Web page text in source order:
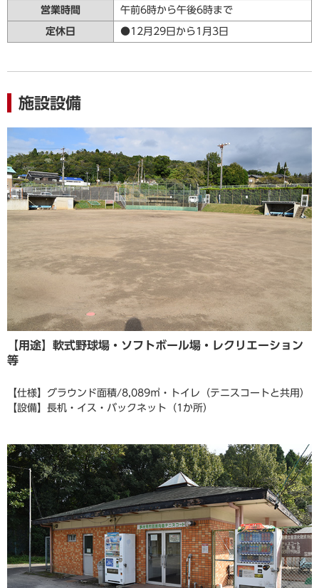
営業時間 午前6時から午後6時まで
定休日 ●12月29日から1月3日
施設設備
【用途】軟式野球場・ソフトボール場・レクリエーション
等
【仕様】グラウンド面積/8,089㎡・トイレ（テニスコートと共用）
【設備】長机・イス・バックネット（1か所）